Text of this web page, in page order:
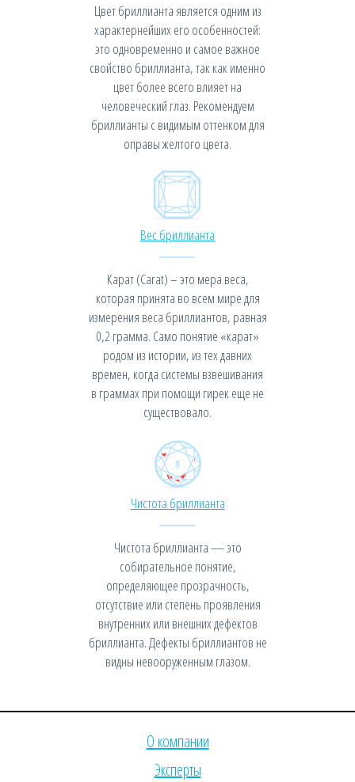
Цвет бриллианта является одним из
характернейших его особенностей:
это одновременно и самое важное
свойство бриллианта, так как именно
цвет более всего влияет на
человеческий глаз. Рекомендуем
бриллианты с видимым оттенком для
оправы желтого цвета.
Вес бриллианта
Карат (Carat) – это мера веса,
которая принята во всем мире для
измерения веса бриллиантов, равная
0,2 грамма. Само понятие «карат»
родом из истории, из тех давних
времен, когда системы взвешивания
в граммах при помощи гирек еще не
существовало.
Чистота бриллианта
Чистота бриллианта — это
собирательное понятие,
определяющее прозрачность,
отсутствие или степень проявления
внутренних или внешних дефектов
бриллианта. Дефекты бриллиантов не
видны невооруженным глазом.
О компании
Эксперты